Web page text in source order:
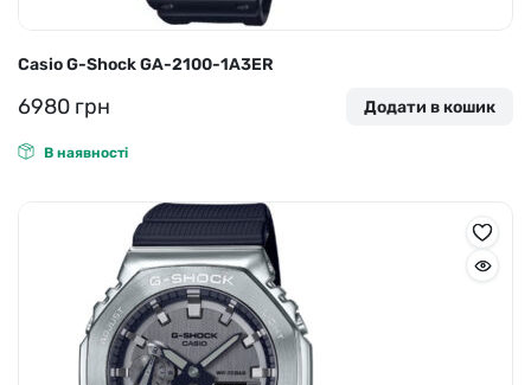
Casio G-Shock GA-2100-1A3ER
6980 грн Додати в кошик
В наявності